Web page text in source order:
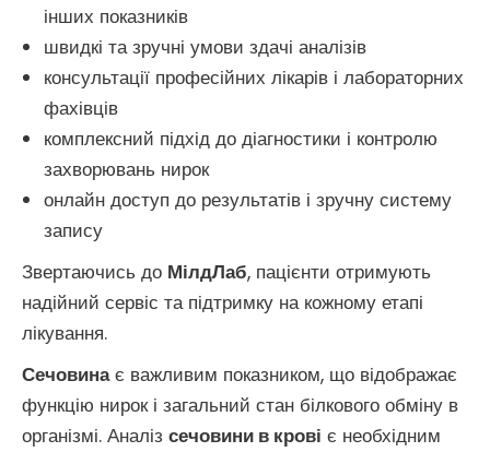
інших показників
швидкі та зручні умови здачі аналізів
консультації професійних лікарів і лабораторних
фахівців
комплексний підхід до діагностики і контролю
захворювань нирок
онлайн доступ до результатів і зручну систему
запису
Звертаючись до МілдЛаб, пацієнти отримують
надійний сервіс та підтримку на кожному етапі
лікування.
Сечовинає важливим показником, що відображає
функцію нирок і загальний стан білкового обміну в
організмі. Аналіз сечовини в крові є необхідним